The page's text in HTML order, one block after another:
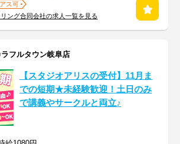
ス可
ング合同会社の求人一覧を見る
フルタウン岐阜店
【スタジオアリスの受付】11月ま
での短期★未経験歓迎！土日のみ
で講義やサークルと両立♪